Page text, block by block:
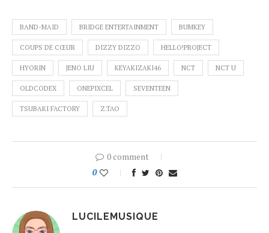
BAND-MAID BRIDGE ENTERTAINMENT BUMKEY
COUPS DE CŒUR DIZZY DIZZO HELLO!PROJECT
HYORIN JENO LIU KEYAKIZAKI46 NCT NCT U
OLDCODEX ONEPIXCEL SEVENTEEN
TSUBAKI FACTORY Z.TAO
0 comment
0
LUCILEMUSIQUE